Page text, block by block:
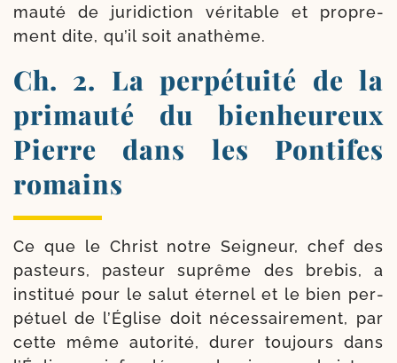
mau­té de juri­dic­tion véri­table et pro­pre­
ment dite, qu’il soit anathème.
Ch. 2. La perpétuité de la
primauté du bienheureux
Pierre dans les Pontifes
romains
Ce que le Christ notre Seigneur, chef des
pas­teurs, pas­teur suprême des bre­bis, a
ins­ti­tué pour le salut éter­nel et le bien per­
pé­tuel de l’Église doit néces­sai­re­ment, par
cette même auto­ri­té, durer tou­jours dans